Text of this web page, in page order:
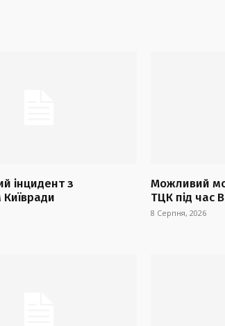
інцидент з
Можливий
ТЦК під час
8 Серпня, 2026